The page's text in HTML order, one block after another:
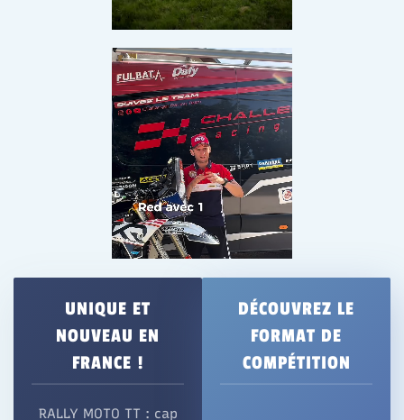
UNIQUE ET
NOUVEAU EN
FRANCE !
RALLY MOTO TT : cap
DÉCOUVREZ LE
FORMAT DE
COMPÉTITION